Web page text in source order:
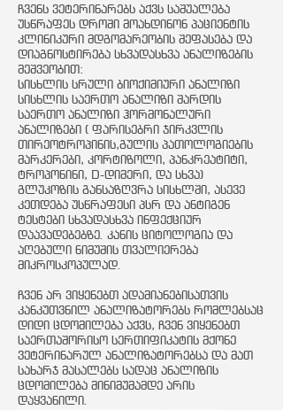
ჩვენს ვეტერინარებს აქვს საშუალება
უსწრაფეს დროში მოახდინონ პაციენტის
კლინიკური მდგომარეობის შეფასება და
დიაგნოსტირება სხვადასხვა ანალიზების
მეშვეობით:
სისხლის სრული ბიოქიმიური ანალიზი
სისხლის საერთო ანალიზი შარდის
საერთო ანალიზი ჰორმონალური
ანალიზები ( ფარისებრი ჯირკვლის
თირეოტროპინის,გულის პათოლოგიების
მარკერები, კორტიზოლი, პანკრეატიტი,
ტროპონინი, D-დიმერი, და სხვა)
გლუკოზის განსაზღვრა სისხლში, ასევე
კეთდება უსწრაფესი პსრ და ანტიგენ
ტესტები სხვადასხვა ინფექციურ
დაავადებებზე. კანის ციტოლოგია და
აღებული ნიმუშის თვალიერება
მიკროსკოპულად.
ჩვენ არ ვიყენებთ ადამიანებისათვის
კანკუთვნილ ანალიზატორებს რომლებსაც
დიდი ცდომილება აქვს, ჩვენ ვიყენებთ
საერთაშორისო სერთიფიკატის მქონე
ვეტერინარულ ანალიზატორებსა და მათ
სახარჯ მასალებს სადაც ანალიზის
ცდომილება მინიმუმამდე არის
დაყვანილი.